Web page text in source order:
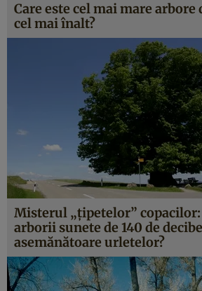
Care este cel mai mare arbore
cel mai înalt?
Misterul „ţipetelor” copacilor:
arborii sunete de 140 de
asemănătoare urletelor?